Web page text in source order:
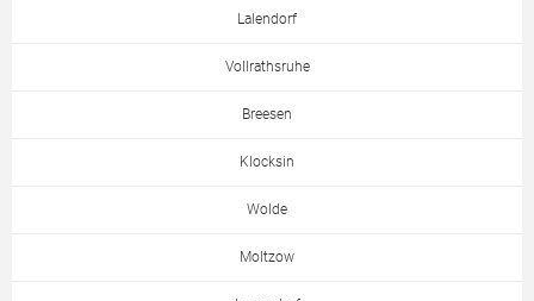
Lalendorf
Vollrathsruhe
Breesen
Klocksin
Wolde
Moltzow